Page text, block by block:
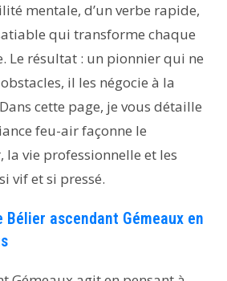
mentale, d’un verbe rapide,
qui transforme chaque
Le résultat : un pionnier qui ne
il les négocie à la
cette page, je vous détaille
feu-air façonne le
la vie professionnelle et les
vif et si pressé.
Bélier ascendant Gémeaux en